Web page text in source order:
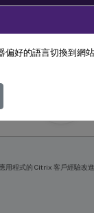
應用程式 Mac 版
計畫
用程式的 Citrix 客戶經驗改進
偏好的語言切換到網